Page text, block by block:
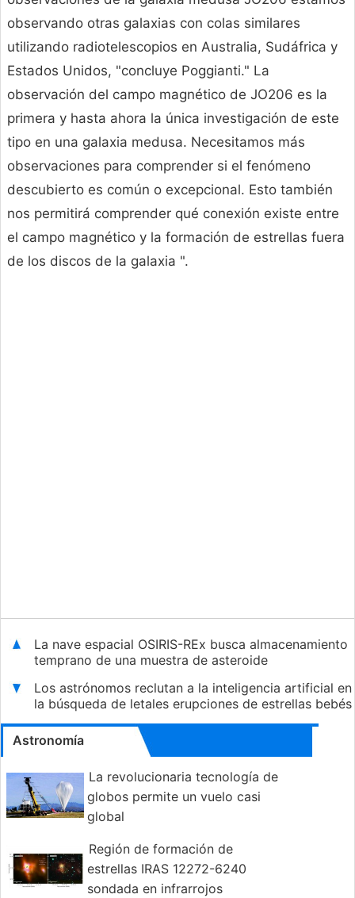
observando otras galaxias con colas similares
utilizando radiotelescopios en Australia, Sudáfrica y
Estados Unidos, "concluye Poggianti." La
observación del campo magnético de JO206 es la
primera y hasta ahora la única investigación de este
tipo en una galaxia medusa. Necesitamos más
observaciones para comprender si el fenómeno
descubierto es común o excepcional. Esto también
nos permitirá comprender qué conexión existe entre
el campo magnético y la formación de estrellas fuera
de los discos de la galaxia ".
La nave espacial OSIRIS-REx busca almacenamiento
temprano de una muestra de asteroide
Los astrónomos reclutan a la inteligencia artificial en
la búsqueda de letales erupciones de estrellas bebés
Astronomía
La revolucionaria tecnología de
globos permite un vuelo casi
global
Región de formación de
estrellas IRAS 12272-6240
sondada en infrarrojos